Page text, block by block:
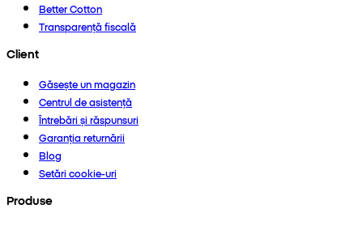
Better Cotton
Transparență fiscală
Client
Găsește un magazin
Centrul de asistență
Întrebări și răspunsuri
Garanția returnării
Blog
Setări cookie-uri
Produse